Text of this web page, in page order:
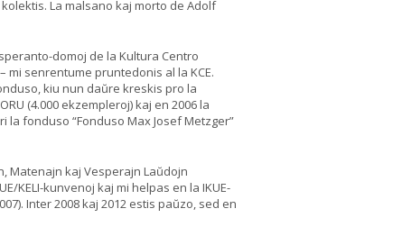
La malsano kaj morto de Adolf
domoj de la Kultura Centro
mi senrentume pruntedonis al la KCE.
kiu nun daŭre kreskis pro la
(4.000 ekzempleroj) kaj en 2006 la
la fonduso “Fonduso Max Josef Metzger”
Matenajn kaj Vesperajn Laŭdojn
KELI-kunvenoj kaj mi helpas en la IKUE-
Inter 2008 kaj 2012 estis paŭzo, sed en